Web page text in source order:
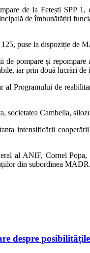
de la Fetești SPP
de îmbunătățiri
puse la dispoziție de
pompare și
iar prin două lucrări
Programului de
societatea Cambella,
intensificării
al ANIF, Cornel
din subordinea MADR.
despre